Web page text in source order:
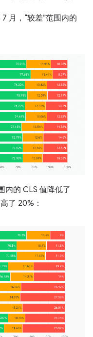
月，“较差”范围内的
内的 CLS 值降低了
了 20%：